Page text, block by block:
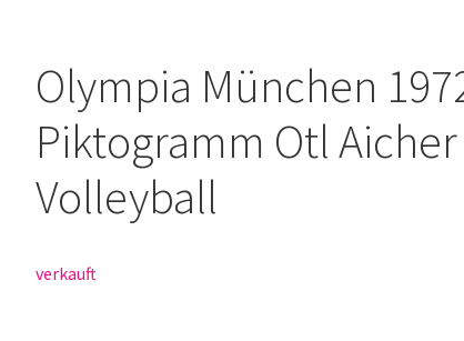
Olympia München
Piktogramm Otl Aicher
Volleyball
verkauft